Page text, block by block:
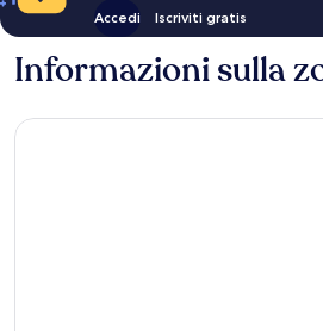
Accedi Iscriviti gratis
Informazioni sulla